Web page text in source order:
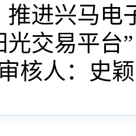
推进兴马电
光交易平台”
核人：史